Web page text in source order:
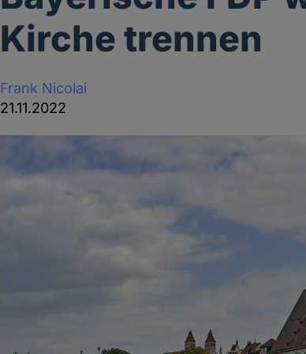
Kirche trennen
Frank Nicolai
21.11.2022